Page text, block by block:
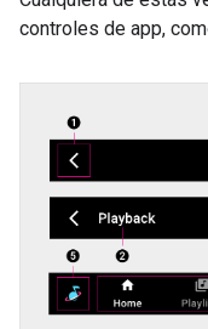
controles de app,